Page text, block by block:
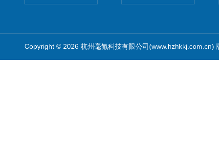
Copyright © 2026 杭州毫氪科技有限公司(www.hzhkkj.com.cn)